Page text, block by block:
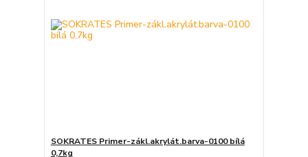
SOKRATES Primer-zákl.akrylát.barva-0100 bílá
0,7kg